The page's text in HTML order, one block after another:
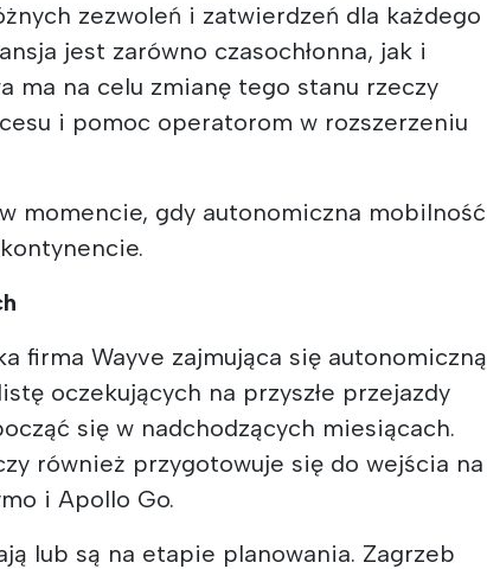
zezwoleń i zatwierdzeń dla każdego
jest zarówno czasochłonna, jak i
ma na celu zmianę tego stanu rzeczy
i pomoc operatorom w rozszerzeniu
momencie, gdy autonomiczna mobilność
firma Wayve zajmująca się autonomiczną
oczekujących na przyszłe przejazdy
się w nadchodzących miesiącach.
również przygotowuje się do wejścia na
i Apollo Go.
lub są na etapie planowania. Zagrzeb